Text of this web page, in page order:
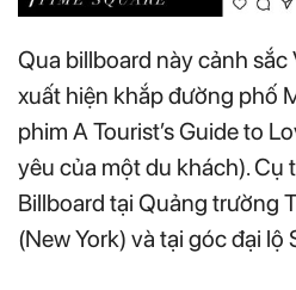
Qua billboard này cảnh sắc
xuất hiện khắp đường phố
phim A Tourist’s Guide to
yêu của một du khách). Cụ
Billboard tại Quảng trường
(New York) và tại góc đại lộ